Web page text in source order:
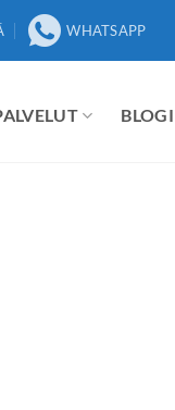
WHATSAPP
BLOGI